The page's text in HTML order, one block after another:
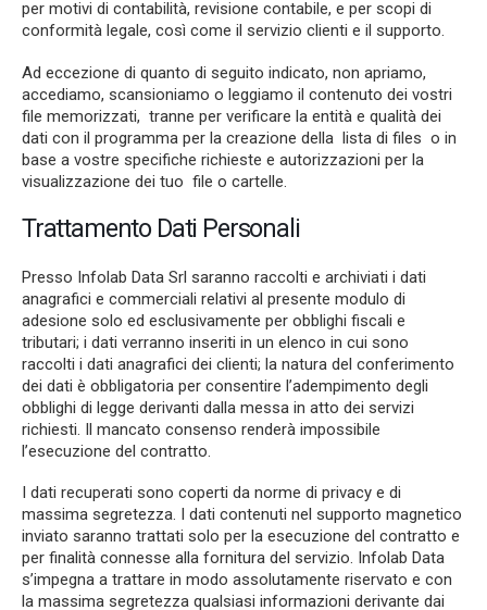
per motivi di contabilità, revisione contabile, e per scopi di
conformità legale, così come il servizio clienti e il supporto.
Ad eccezione di quanto di seguito indicato, non apriamo,
accediamo, scansioniamo o leggiamo il contenuto dei vostri
file memorizzati, tranne per verificare la entità e qualità dei
dati con il programma per la creazione della lista di files o in
base a vostre specifiche richieste e autorizzazioni per la
visualizzazione dei tuo file o cartelle.
Trattamento Dati Personali
Presso Infolab Data Srl saranno raccolti e archiviati i dati
anagrafici e commerciali relativi al presente modulo di
adesione solo ed esclusivamente per obblighi fiscali e
tributari; i dati verranno inseriti in un elenco in cui sono
raccolti i dati anagrafici dei clienti; la natura del conferimento
dei dati è obbligatoria per consentire l’adempimento degli
obblighi di legge derivanti dalla messa in atto dei servizi
richiesti. Il mancato consenso renderà impossibile
l’esecuzione del contratto.
I dati recuperati sono coperti da norme di privacy e di
massima segretezza. I dati contenuti nel supporto magnetico
inviato saranno trattati solo per la esecuzione del contratto e
per finalità connesse alla fornitura del servizio. Infolab Data
s’impegna a trattare in modo assolutamente riservato e con
la massima segretezza qualsiasi informazioni derivante dai